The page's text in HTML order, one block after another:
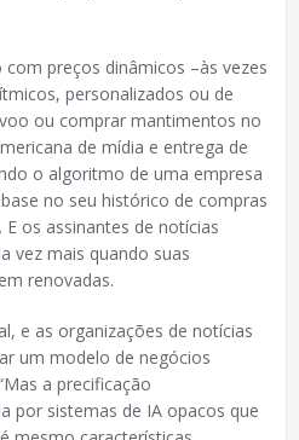
preços dinâmicos –às vezes
personalizados ou de
ou comprar mantimentos no
de mídia e entrega de
o algoritmo de uma empresa
no seu histórico de compras
os assinantes de notícias
vez mais quando suas
renovadas.
e as organizações de notícias
um modelo de negócios
a precificação
por sistemas de IA opacos que